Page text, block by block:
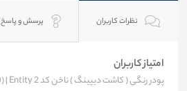
نظرات کاربران پرسش و پاسخ
امتیاز کاربران
پودر رنگی ( کاشت دیپینگ ) ناخن کد 2 Entity | (0 دیدگاه)